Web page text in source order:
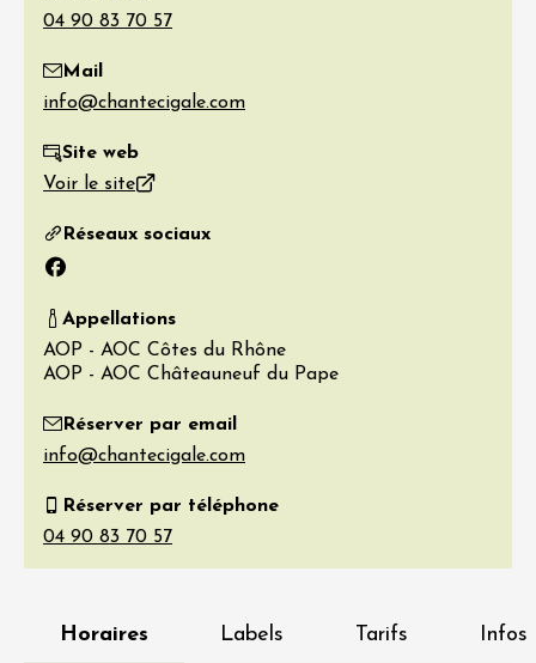
Mail
Site web
Voir le site
Réseaux sociaux
Facebook
Appellations
AOP - AOC Côtes du Rhône
AOP - AOC Châteauneuf du Pape
Réserver par email
Réserver par téléphone
Horaires Labels Tarifs Infos